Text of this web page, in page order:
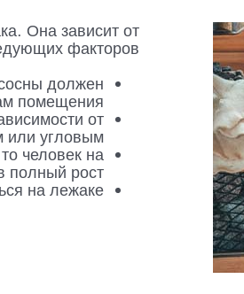
Она зависит от
факторов:
должен
помещения.
от
угловым.
человек на
полный рост.
на лежаке.